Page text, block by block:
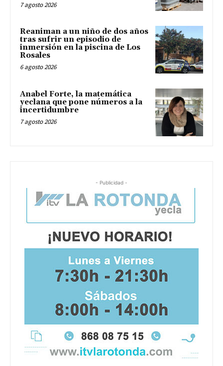
7 agosto 2026
Reaniman a un niño de dos años
tras sufrir un episodio de
inmersión en la piscina de Los
Rosales
6 agosto 2026
Anabel Forte, la matemática
yeclana que pone números a la
incertidumbre
7 agosto 2026
- Publicidad -